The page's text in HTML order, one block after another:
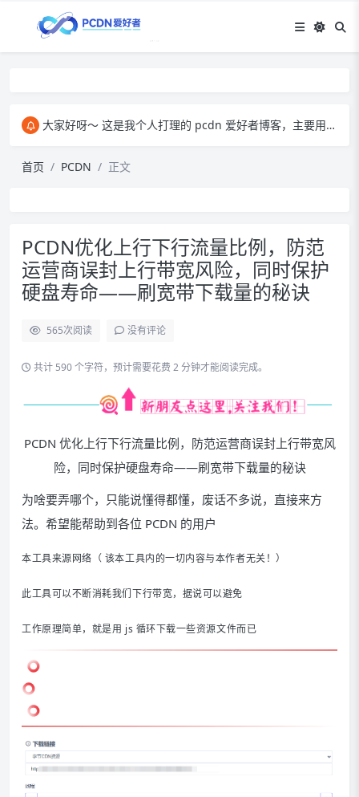
大家好呀～ 这是我个人打理的 pcdn 爱好者博客，主要用来和大家交流 pcdn 相关的心得。​ 在这里，我会分享自己玩 pcdn 的经验、实用技巧，也会放一些收集到的资源。大家有啥想法、问题都能来这儿聊，一起琢磨怎么把 pcdn 玩得更顺～
首页 PCDN 正文
PCDN优化上行下行流量比例，防范
运营商误封上行带宽风险，同时保护
硬盘寿命——刷宽带下载量的秘诀
565次阅读 没有评论
共计 590 个字符，预计需要花费 2 分钟才能阅读完成。
PCDN 优化上行下行流量比例，防范运营商误封上行带宽风
险，同时保护硬盘寿命——刷宽带下载量的秘诀
为啥要弄哪个，只能说懂得都懂，废话不多说，直接来方
法。希望能帮助到各位 PCDN 的用户
本工具来源网络（ 该本工具内的一切内容与本作者无关！）
此工具可以不断消耗我们下行带宽，据说可以避免
工作原理简单，就是用 js 循环下载一些资源文件而已